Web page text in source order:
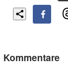
Kommentare